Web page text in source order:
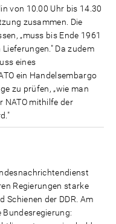
von 10.00 Uhr bis 14.30
zusammen. Die
„muss bis Ende 1961
Da zudem
eines
ein Handelsembargo
zu prüfen, „wie man
NATO mithilfe der
Regierungen starke
Schienen der DDR. Am
Bundesregierung: